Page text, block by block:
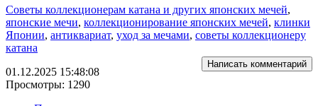
Советы коллекционерам катана и других японских мечей,
японские мечи, коллекционирование японских мечей, клинки
Японии, антиквариат, уход за мечами, советы коллекционеру
катана
01.12.2025 15:48:08
Просмотры: 1290
Написать комментарий